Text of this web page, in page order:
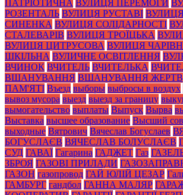
ПАТРІОТИЧНА ВУЛИЦЯ ПЕРЕМОГИ
РОЗЕНТАЛЬ ВУЛИЦЯ РУСТАВІ ВУЛИЦЯ
СИНЕНКА ВУЛИЦЯ СОЛІДАРНОСТІ
СТАЛЕВАРІВ ВУЛИЦЯ ТРОЇЦЬКА
ВУЛИЦЯ ЦИТРУСОВА ВУЛИЦЯ
ШКІЛЬНА ВУЛИЧНЕ ОСВІТЛЕННЯ
ВЧИНОК ВЧИТЕЛЬ ВЧИТЕЛЬКА
ВШАНУВАННЯ ВШАНУВАННЯ ЖЕРТВ
ПАМ'ЯТІ Въезд выборы выбросы в воздух
вывоз мусора выезд выезд за границу
вымогательство выплаты Выпуск Вырва
Выставка высшее образование Высший
выходные Вятрович Вячеслав Богуслаев
БОГУСЛАЄВ ВЯЧЕСЛАВ БОЛУСЛАЄВ
СУД ГАВАЇ Гагарина ГАДЖЕТ Газ
ЗБРОЯ ГАЗОВІ ПРИЛАДИ
ГАЗОН газопровод ГАЙ ЮЛІЙ ЦЕЗАР
ГАМБУРГ гандбол ГАННА МАЛЯР